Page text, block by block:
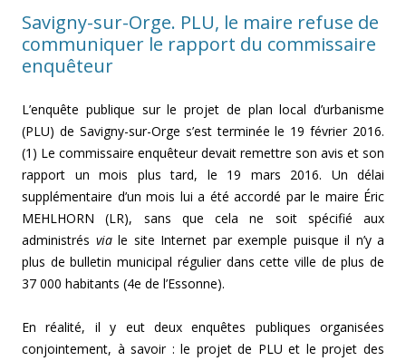
Savigny-sur-Orge. PLU, le maire refuse de
communiquer le rapport du commissaire
enquêteur
L’enquête publique sur le projet de plan local d’urbanisme
(PLU) de Savigny-sur-Orge s’est terminée le 19 février 2016.
(1) Le commissaire enquêteur devait remettre son avis et son
rapport un mois plus tard, le 19 mars 2016. Un délai
supplémentaire d’un mois lui a été accordé par le maire Éric
MEHLHORN (LR), sans que cela ne soit spécifié aux
administrés viale site Internet par exemple puisque il n’y a
plus de bulletin municipal régulier dans cette ville de plus de
37 000 habitants (4e de l’Essonne).
En réalité, il y eut deux enquêtes publiques organisées
conjointement, à savoir : le projet de PLU et le projet des